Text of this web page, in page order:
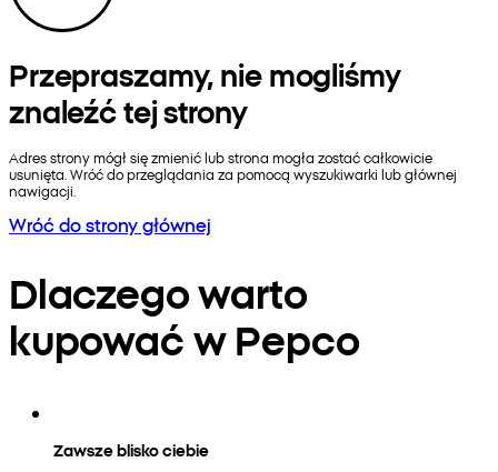
Przepraszamy, nie mogliśmy
znaleźć tej strony
Adres strony mógł się zmienić lub strona mogła zostać całkowicie
usunięta. Wróć do przeglądania za pomocą wyszukiwarki lub głównej
nawigacji.
Wróć do strony głównej
Dlaczego warto
kupować w Pepco
Zawsze blisko ciebie